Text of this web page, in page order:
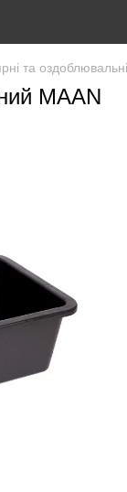
та оздоблювальні
MAAN